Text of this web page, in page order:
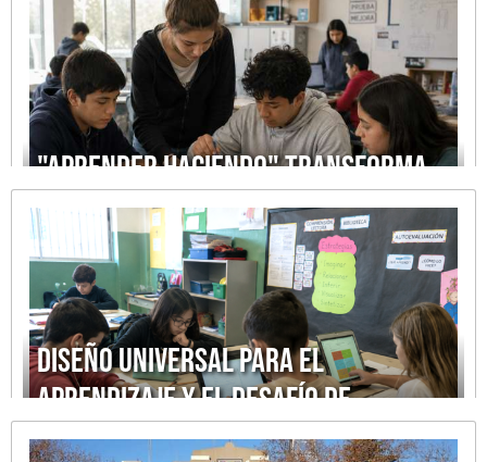
"Aprender haciendo" transforma
la manera de enseñar
Diseño Universal para el
Aprendizaje y el desafío de
enseñar para todos